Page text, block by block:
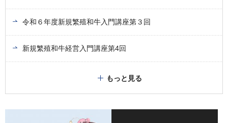
令和６年度新規繁殖和牛入門講座第３回
新規繁殖和牛経営入門講座第4回
もっと見る